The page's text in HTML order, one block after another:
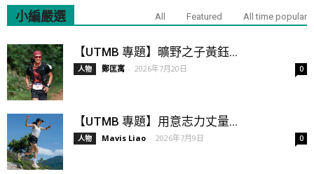
小編嚴選 All Featured All time popular
【UTMB 專題】曠野之子黃鈺...
人物 鄭匡寓 - 2026年7月20日 0
【UTMB 專題】用意志力丈量...
人物 Mavis Liao - 2026年7月9日 0